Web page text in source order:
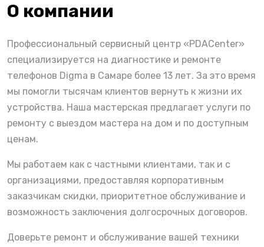
О компании
Профессиональный сервисный центр «PDACenter»
специализируется на диагностике и ремонте
телефонов Digma в Самаре более 13 лет. За это время
мы помогли тысячам клиентов вернуть к жизни их
устройства. Наша мастерская предлагает услуги по
ремонту с выездом мастера на дом и по доступным
ценам.
Мы работаем как с частными клиентами, так и с
организациями, предоставляя корпоративным
заказчикам скидки, приоритетное обслуживание и
возможность заключения долгосрочных договоров.
Доверьте ремонт и обслуживание вашей техники